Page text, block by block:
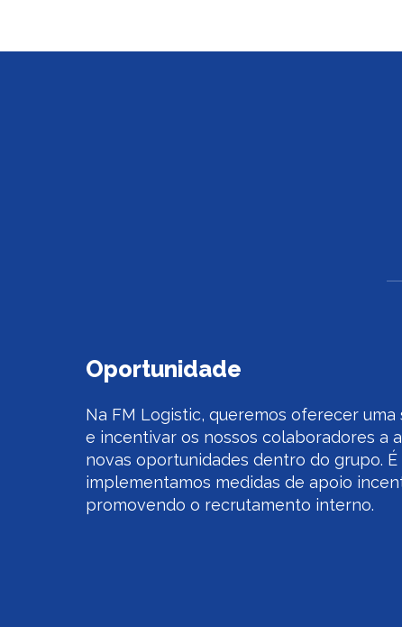
Oportunidade
Na FM Logistic, queremos oferecer uma
e incentivar os nossos colaboradores a
novas oportunidades dentro do grupo. É
implementamos medidas de apoio
promovendo o recrutamento interno.